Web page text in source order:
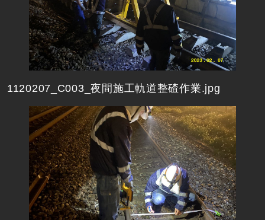
1120207_C003_夜間施工軌道整碴作業.jpg